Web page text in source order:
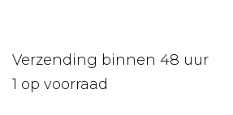
Verzending binnen 48 uur
1 op voorraad